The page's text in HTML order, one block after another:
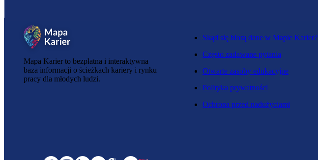
Mapa Karier to bezpłatna i interaktywna
baza informacji o ścieżkach kariery i rynku
pracy dla młodych ludzi.
Skąd się biorą dane w Mapie Karier?
Często zadawane pytania
Otwarte zasoby edukacyjne
Polityka prywatności
Ochrona przed nadużyciami